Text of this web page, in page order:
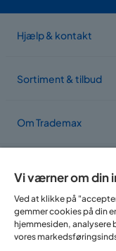
Hjælp & kontakt
Sortiment & tilbud
Om Trademax
Vi
Vi værner om din
Ved at klikke på
gemmer cookies på din
hjemmesiden, analysere
vores